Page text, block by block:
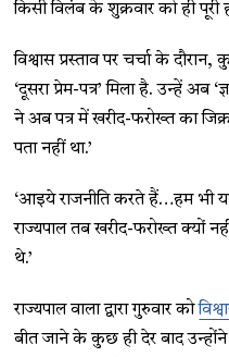
किसी विलंब के शुक्रवार को ही पूरी
विश्वास प्रस्ताव पर चर्चा के
‘दूसरा प्रेम-पत्र’ मिला है. उन्हें अब
ने अब पत्र में खरीद-फरोख्त का
पता नहीं था.’
‘आइये राजनीति करते हैं…हम भी
राज्यपाल तब खरीद-फरोख्त क्यों
थे.’
राज्यपाल वाला द्वारा गुरुवार को
बीत जाने के कुछ ही देर बाद उन्होंने